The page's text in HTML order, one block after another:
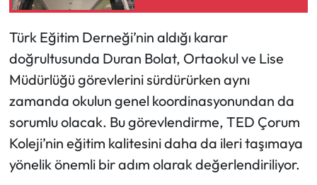
Türk Eğitim Derneği’nin aldığı karar
doğrultusunda Duran Bolat, Ortaokul ve Lise
Müdürlüğü görevlerini sürdürürken aynı
zamanda okulun genel koordinasyonundan da
sorumlu olacak. Bu görevlendirme, TED Çorum
Koleji’nin eğitim kalitesini daha da ileri taşımaya
yönelik önemli bir adım olarak değerlendiriliyor.
Mecitözü Haberleri
Oğuzlar Haberleri
Ortaköy Haberleri
Osmancık Haberleri